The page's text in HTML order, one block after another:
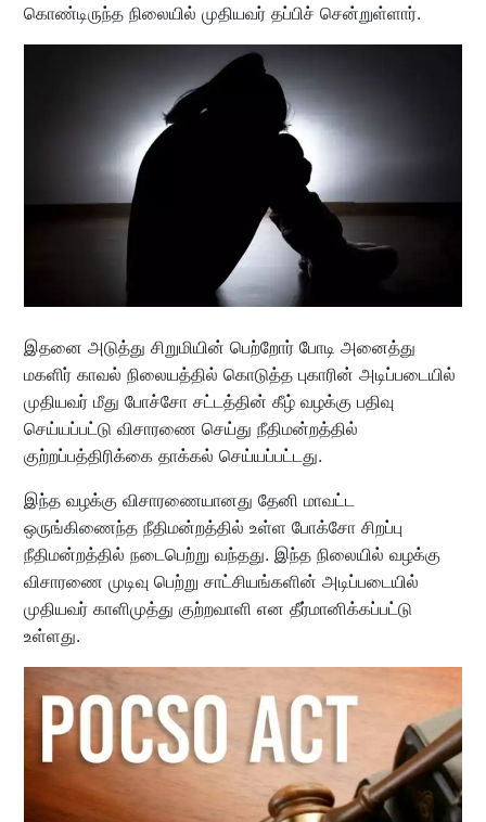
கொண்டிருந்த நிலையில் முதியவர் தப்பிச் சென்றுள்ளார்.
இதனை அடுத்து சிறுமியின் பெற்றோர் போடி அனைத்து
மகளிர் காவல் நிலையத்தில் கொடுத்த புகாரின் அடிப்படையில்
முதியவர் மீது போச்சோ சட்டத்தின் கீழ் வழக்கு பதிவு
செய்யப்பட்டு விசாரணை செய்து நீதிமன்றத்தில்
குற்றப்பத்திரிக்கை தாக்கல் செய்யப்பட்டது.
இந்த வழக்கு விசாரணையானது தேனி மாவட்ட
ஒருங்கிணைந்த நீதிமன்றத்தில் உள்ள போக்சோ சிறப்பு
நீதிமன்றத்தில் நடைபெற்று வந்தது. இந்த நிலையில் வழக்கு
விசாரணை முடிவு பெற்று சாட்சியங்களின் அடிப்படையில்
முதியவர் காளிமுத்து குற்றவாளி என தீர்மானிக்கப்பட்டு
உள்ளது.